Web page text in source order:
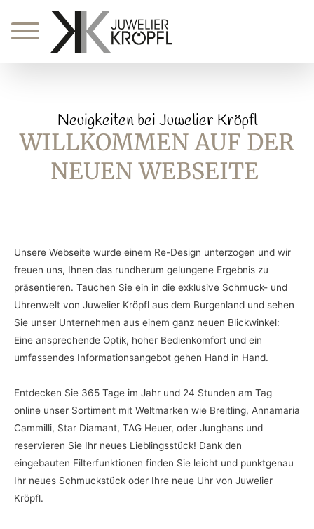
Zum
Neuigkeiten bei Juwelier Kröpfl
WILLKOMMEN AUF DER
NEUEN WEBSEITE
Unsere Webseite wurde einem Re-Design unterzogen und wir
freuen uns, Ihnen das rundherum gelungene Ergebnis zu
präsentieren. Tauchen Sie ein in die exklusive Schmuck- und
Uhrenwelt von Juwelier Kröpfl aus dem Burgenland und sehen
Sie unser Unternehmen aus einem ganz neuen Blickwinkel:
Eine ansprechende Optik, hoher Bedienkomfort und ein
umfassendes Informationsangebot gehen Hand in Hand.
Entdecken Sie 365 Tage im Jahr und 24 Stunden am Tag
online unser Sortiment mit Weltmarken wie Breitling, Annamaria
Cammilli, Star Diamant, TAG Heuer, oder Junghans und
reservieren Sie Ihr neues Lieblingsstück! Dank den
eingebauten Filterfunktionen finden Sie leicht und punktgenau
Ihr neues Schmuckstück oder Ihre neue Uhr von Juwelier
Kröpfl.